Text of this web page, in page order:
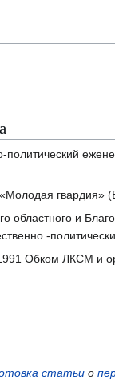
областного и
-
Обком ЛКСМ и
статьи о